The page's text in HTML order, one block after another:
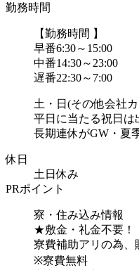
勤務時間
【勤務時間 】
早番6:30～15:00
中番14:30～23:00
遅番22:30～7:00
土・日(その他会社
平日に当たる祝日は
長期連休がGW・夏
休日
土日休み
PRポイント
寮・住み込み情報
★敷金・礼金不要！
寮費補助アリの為、
※寮費無料